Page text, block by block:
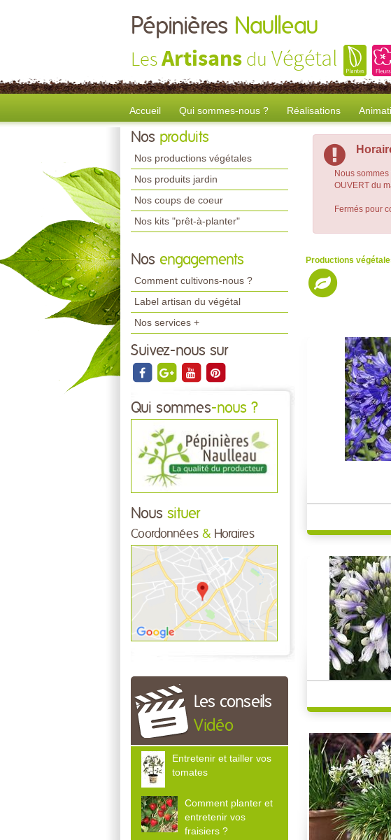
Pépinières Naulleau
LesArtisans du Végétal
Accueil Qui sommes-nous ? Réalisations
Nos produits
Nos productions végétales
Nos produits jardin
Nos coups de coeur
Nos kits "prêt-à-planter"
Nos engagements
Comment cultivons-nous ?
Label artisan du végétal
Nos services +
Suivez-nous sur
Qui sommes-nous ?
Nous situer
Coordonnées & Horaires
Les conseils
Vidéo
Entretenir et tailler vos
tomates
Comment planter et
entretenir vos
fraisiers ?
Nous
OUVERT du
Fermés pour
Productions